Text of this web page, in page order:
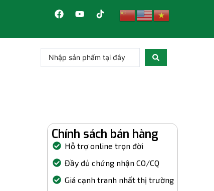
Chính sách bán hàng
Hỗ trợ online trọn đời
Đầy đủ chứng nhận CO/CQ
Giá cạnh tranh nhất thị trường